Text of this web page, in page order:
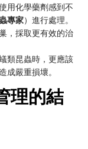
用化學藥劑感到不
專家）進行處理。
，採取更有效的治
類昆蟲時，更應該
成嚴重損壞。
理的結